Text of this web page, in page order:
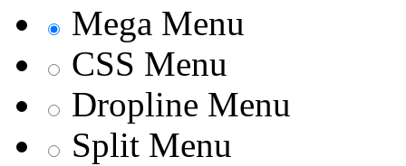
Mega Menu
CSS Menu
Dropline Menu
Split Menu